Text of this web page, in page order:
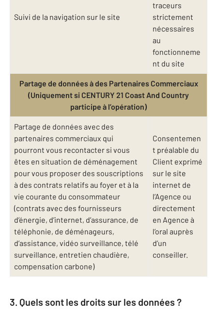
Suivi de la navigation sur le site
traceurs
strictement
nécessaires
au
fonctionneme
nt du site
Partage de données à des Partenaires Commerciaux
(Uniquement si CENTURY 21 Coast And Country
participe à l’opération)
Partage de données avec des
partenaires commerciaux qui
pourront vous recontacter si vous
êtes en situation de déménagement
pour vous proposer des souscriptions
à des contrats relatifs au foyer et à la
vie courante du consommateur
(contrats avec des fournisseurs
d’énergie, d’internet, d’assurance, de
téléphonie, de déménageurs,
d’assistance, vidéo surveillance, télé
surveillance, entretien chaudière,
compensation carbone)
Consentemen
t préalable du
Client exprimé
sur le site
internet de
l’Agence ou
directement
en Agence à
l’oral auprès
d’un
conseiller.
3. Quels sont les droits sur les données ?